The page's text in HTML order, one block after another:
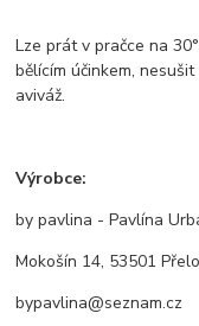
Lze prát v pračce na
bělícím účinkem,
aviváž.
Výrobce:
by pavlina - Pavlína
Mokošín 14, 53501
bypavlina@seznam.cz